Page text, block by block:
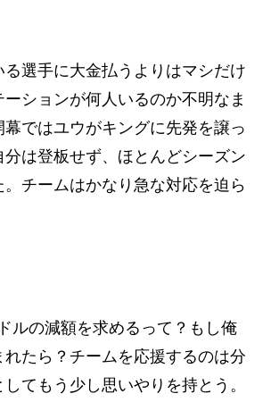
る選手に大金払うよりはマシだけ
ションが何人いるのか不明なま
幕ではユウがキングに先発を譲っ
は登板せず、ほとんどシーズン
チームはかなり急な対応を迫ら
ルの減額を求めるって？もし俺
たら？チームを応援するのは分
てもう少し思いやりを持とう。